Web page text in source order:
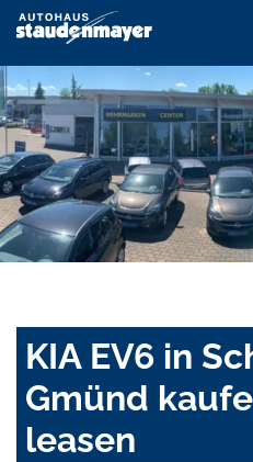
KIA EV6 in
Gmünd
leasen